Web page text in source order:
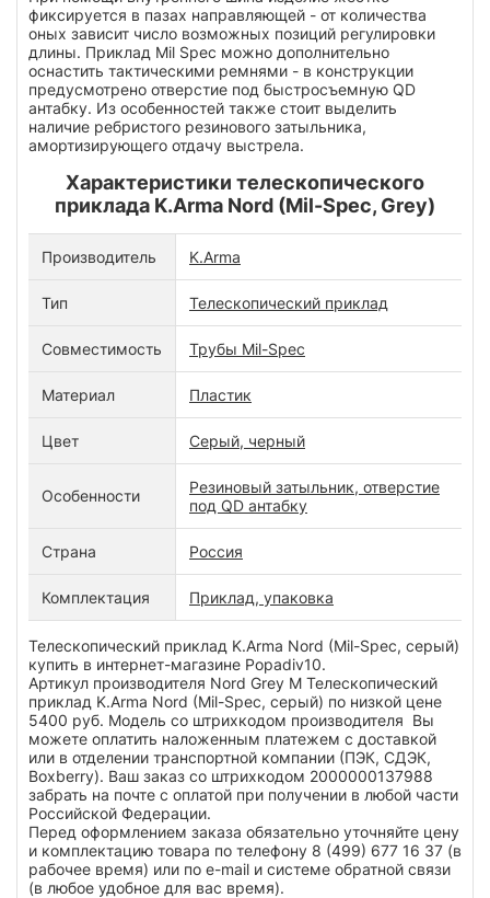
фиксируется в пазах направляющей - от количества
оных зависит число возможных позиций регулировки
длины. Приклад Mil Spec можно дополнительно
оснастить тактическими ремнями - в конструкции
предусмотрено отверстие под быстросъемную QD
антабку. Из особенностей также стоит выделить
наличие ребристого резинового затыльника,
амортизирующего отдачу выстрела.
Характеристики телескопического
приклада K.Arma Nord (Mil-Spec, Grey)
Производитель K.Arma
Тип Телескопический приклад
Совместимость Трубы Mil-Spec
Материал Пластик
Цвет Серый, черный
Особенности
Резиновый затыльник, отверстие
под QD антабку
Страна Россия
Комплектация Приклад, упаковка
Телескопический приклад K.Arma Nord (Mil-Spec, серый)
купить в интернет-магазине Popadiv10.
Артикул производителя Nord Grey M Телескопический
приклад K.Arma Nord (Mil-Spec, серый) по низкой цене
5400 руб. Модель со штрихкодом производителя Вы
можете оплатить наложенным платежем с доставкой
или в отделении транспортной компании (ПЭК, СДЭК,
Boxberry). Ваш заказ со штрихкодом 2000000137988
забрать на почте с оплатой при получении в любой части
Российской Федерации.
Перед оформлением заказа обязательно уточняйте цену
и комплектацию товара по телефону 8 (499) 677 16 37 (в
рабочее время) или по e-mail и системе обратной связи
(в любое удобное для вас время).